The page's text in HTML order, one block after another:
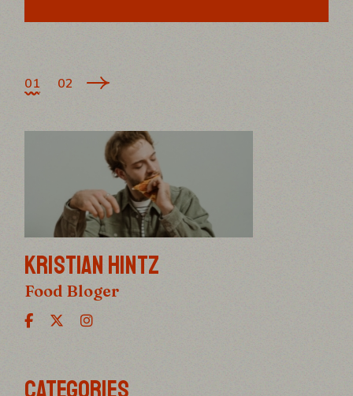
POSTS
PAGINATION
01 02
KRISTIAN HINTZ
Food Bloger